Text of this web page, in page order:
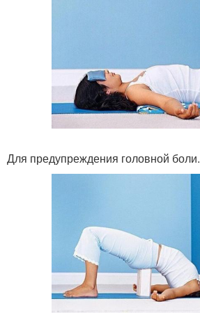
Для предупреждения головной боли.